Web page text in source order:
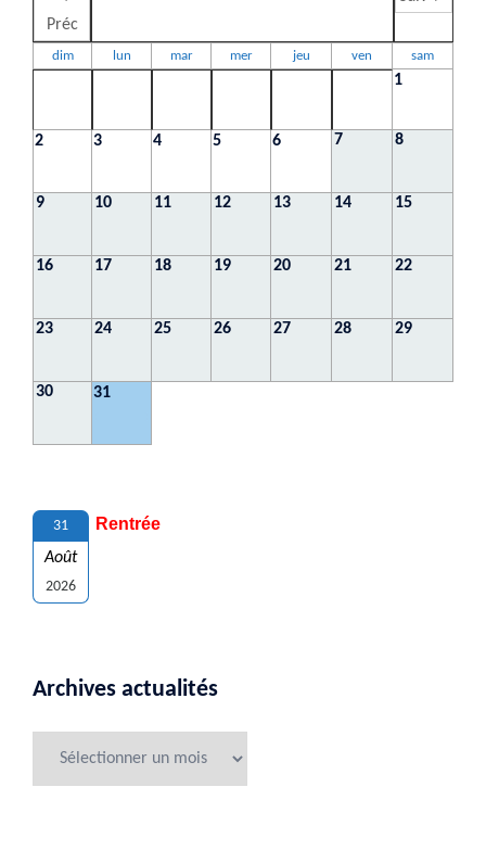
Préc
dim lun mar mer jeu ven sam
1
2 3 4 5 6 7 8
9 10 11 12 13 14 15
16 17 18 19 20 21 22
23 24 25 26 27 28 29
30 31
31
Août
2026
Rentrée
Archives actualités